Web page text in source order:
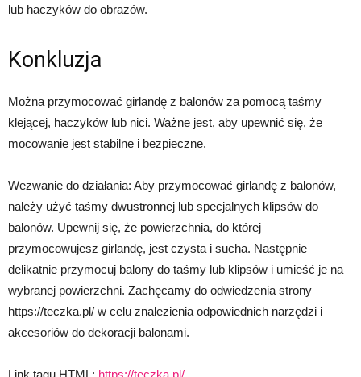
lub haczyków do obrazów.
Konkluzja
Można przymocować girlandę z balonów za pomocą taśmy
klejącej, haczyków lub nici. Ważne jest, aby upewnić się, że
mocowanie jest stabilne i bezpieczne.
Wezwanie do działania: Aby przymocować girlandę z balonów,
należy użyć taśmy dwustronnej lub specjalnych klipsów do
balonów. Upewnij się, że powierzchnia, do której
przymocowujesz girlandę, jest czysta i sucha. Następnie
delikatnie przymocuj balony do taśmy lub klipsów i umieść je na
wybranej powierzchni. Zachęcamy do odwiedzenia strony
https://teczka.pl/ w celu znalezienia odpowiednich narzędzi i
akcesoriów do dekoracji balonami.